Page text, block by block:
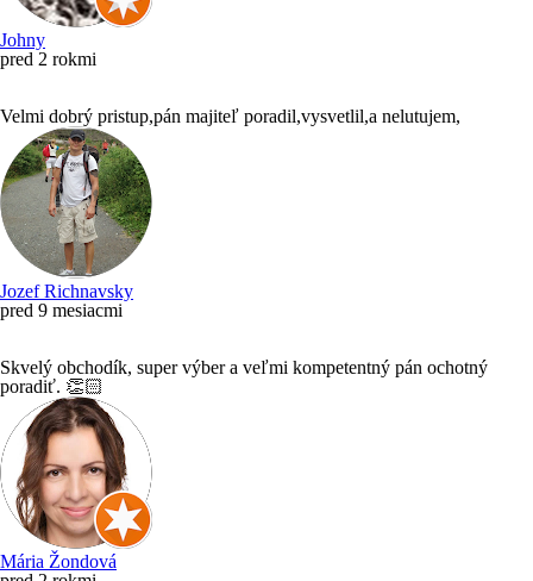
Johny
pred 2 rokmi
Velmi dobrý pristup,pán majiteľ poradil,vysvetlil,a nelutujem,
Jozef Richnavsky
pred 9 mesiacmi
Skvelý obchodík, super výber a veľmi kompetentný pán ochotný
poradiť. 👏🏻
Mária Žondová